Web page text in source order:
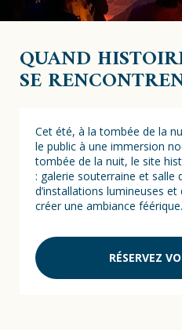
QUAND
SE
Cet été, à la tombée de la
le public à une immersion
tombée de la nuit, le site
: galerie souterraine et salle
d’installations lumineuses
créer une ambiance féérique.
RÉSERVEZ